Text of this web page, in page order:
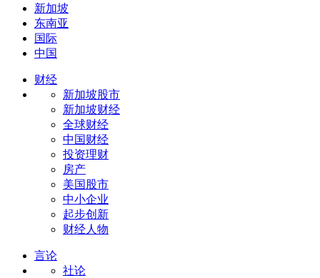
新加坡
东南亚
国际
中国
财经
新加坡股市
新加坡财经
全球财经
中国财经
投资理财
房产
美国股市
中小企业
起步创新
财经人物
言论
社论